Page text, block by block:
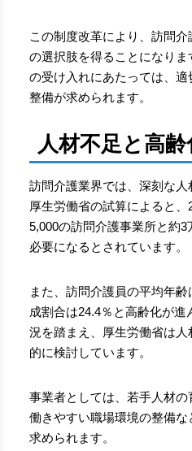
この制度改革により、訪問
の選択肢を得ることになり
の受け入れにあたっては、
整備が求められます。
人材不足と高
訪問介護業界では、深刻な人
厚生労働省の試算によると
5,000の訪問介護事業所と約
必要になるとされています。
また、訪問介護員の平均年
成割合は24.4％と高齢化が
況を踏まえ、厚生労働省は
的に検討しています。
事業者としては、若手人材の
働きやすい職場環境の整備
求められます。